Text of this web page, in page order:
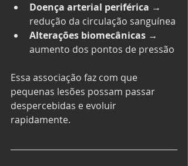
Doença arterial periférica →
redução da circulação sanguínea
Alterações biomecânicas →
aumento dos pontos de pressão
Essa associação faz com que
pequenas lesões possam passar
despercebidas e evoluir
rapidamente.